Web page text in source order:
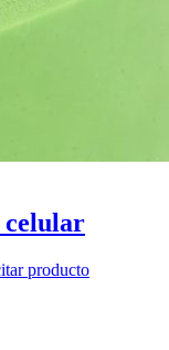
celular
producto